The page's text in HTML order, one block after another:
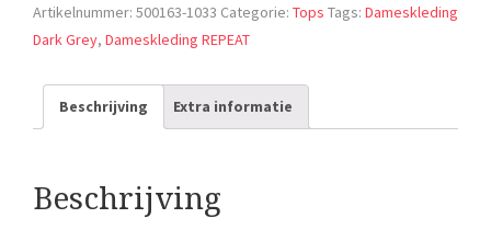
Artikelnummer: 500163-1033 Categorie: Tops Tags: Dameskleding
Dark Grey, Dameskleding REPEAT
Beschrijving Extra informatie
Beschrijving